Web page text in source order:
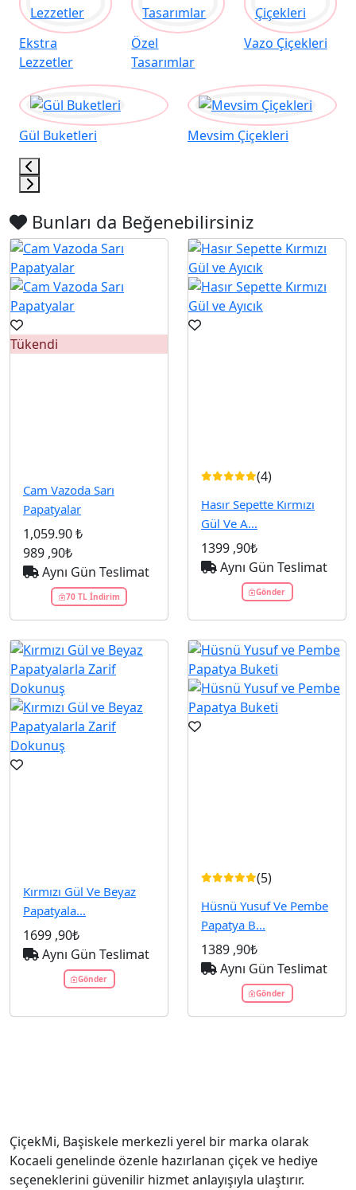
Ekstra
Lezzetler
Özel
Tasarımlar
Vazo Çiçekleri
Gül Buketleri Mevsim Çiçekleri
Bunları da Beğenebilirsiniz
Tükendi
Cam Vazoda Sarı
Papatyalar
1,059.90 ₺
989 ,90₺
Aynı Gün Teslimat
70 TL İndirim
(4)
Hasır Sepette Kırmızı
Gül Ve A...
1399 ,90₺
Aynı Gün Teslimat
Gönder
Kırmızı Gül Ve Beyaz
Papatyala...
1699 ,90₺
Aynı Gün Teslimat
Gönder
(5)
Hüsnü Yusuf Ve Pembe
Papatya B...
1389 ,90₺
Aynı Gün Teslimat
Gönder
ÇiçekMi, Başiskele merkezli yerel bir marka olarak
Kocaeli genelinde özenle hazırlanan çiçek ve hediye
seçeneklerini güvenilir hizmet anlayışıyla ulaştırır.